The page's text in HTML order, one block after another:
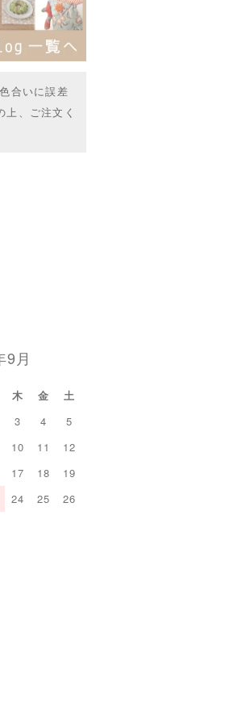
合いに誤差
、ご注文く
月
木 金
土
3 4
5
10 11
12
17 18
19
24 25
26